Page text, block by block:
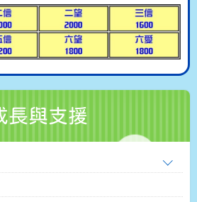
長與支援